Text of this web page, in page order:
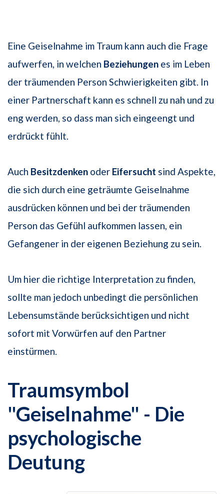
Eine Geiselnahme im Traum kann auch die Frage
aufwerfen, in welchen Beziehungen es im Leben
der träumenden Person Schwierigkeiten gibt. In
einer Partnerschaft kann es schnell zu nah und zu
eng werden, so dass man sich eingeengt und
erdrückt fühlt.
Auch Besitzdenken oder Eifersucht sind Aspekte,
die sich durch eine geträumte Geiselnahme
ausdrücken können und bei der träumenden
Person das Gefühl aufkommen lassen, ein
Gefangener in der eigenen Beziehung zu sein.
Um hier die richtige Interpretation zu finden,
sollte man jedoch unbedingt die persönlichen
Lebensumstände berücksichtigen und nicht
sofort mit Vorwürfen auf den Partner
einstürmen.
Traumsymbol
"Geiselnahme" - Die
psychologische
Deutung